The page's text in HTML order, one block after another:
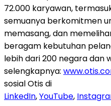
72.000 karyawan,
semuanya berkomitmen
memasang, dan
beragam kebutuhan
lebih dari 200 negara dan
selengkapnya:
sosial Otis di
LinkedIn,YouTube,